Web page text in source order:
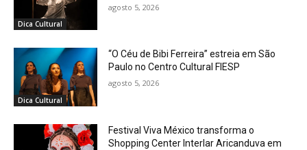
Dica Cultural
agosto 5, 2026
Dica Cultural
“O Céu de Bibi Ferreira” estreia em São
Paulo no Centro Cultural FIESP
agosto 5, 2026
Festival Viva México transforma o
Shopping Center Interlar Aricanduva em